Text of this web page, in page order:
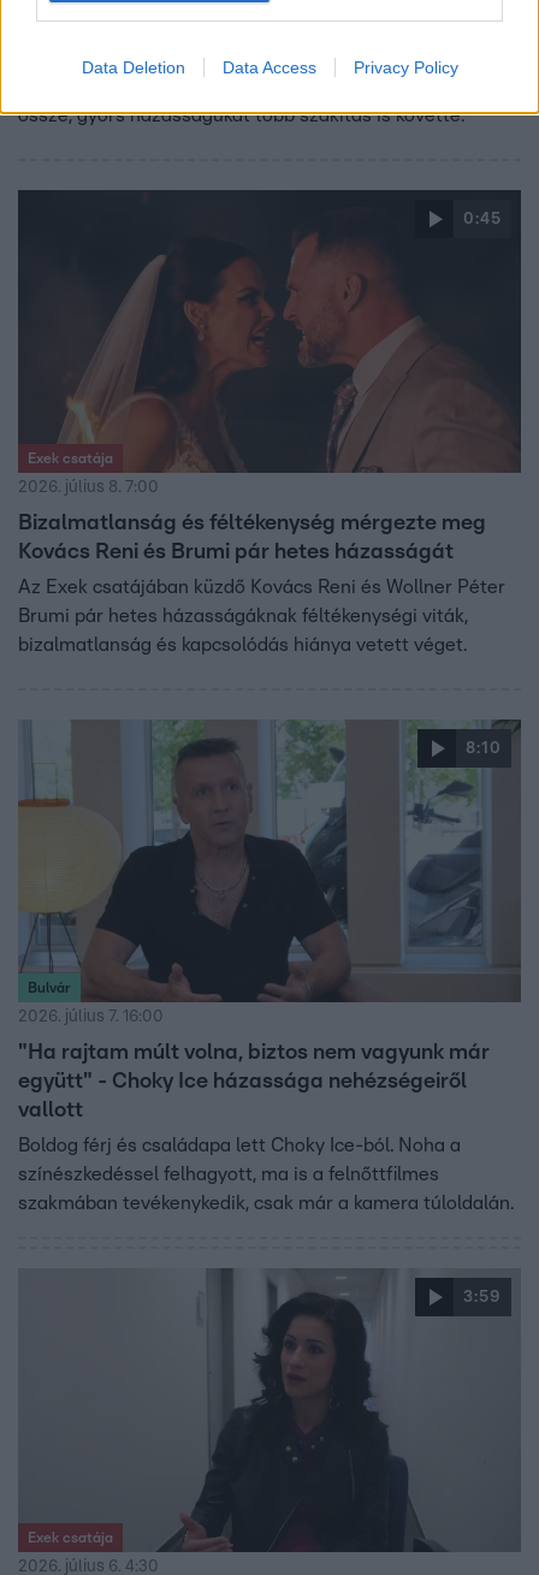
Data Deletion Data Access Privacy Policy
jutott házasságát az Exek csatája mentheti meg?
Hrovatin Csenge és Varga Miklós Joe az Éjjel-Nappal
össze, gyors házasságukat több szakítás is követte.
0:45
Exek csatája
2026. július 8. 7:00
Bizalmatlanság és féltékenység mérgezte meg
Kovács Reni és Brumi pár hetes házasságát
Az Exek csatájában küzdő Kovács Reni és Wollner Péter
Brumi pár hetes házasságáknak féltékenységi viták,
bizalmatlanság és kapcsolódás hiánya vetett véget.
8:10
Bulvár
2026. július 7. 16:00
"Ha rajtam múlt volna, biztos nem vagyunk már
együtt" - Choky Ice házassága nehézségeiről
vallott
Boldog férj és családapa lett Choky Ice-ból. Noha a
színészkedéssel felhagyott, ma is a felnőttfilmes
szakmában tevékenykedik, csak már a kamera túloldalán.
3:59
Exek csatája
2026. július 6. 4:30